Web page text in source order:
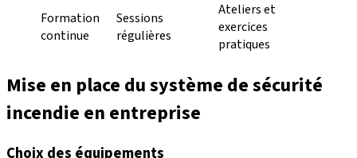
Formation
continue
Sessions
régulières
Ateliers et
exercices
pratiques
Mise en place du système de sécurité
incendie en entreprise
Choix des équipements